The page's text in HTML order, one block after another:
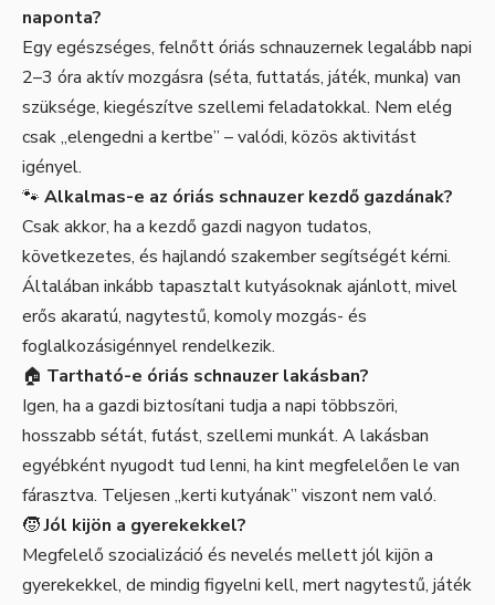
naponta?
Egy egészséges, felnőtt óriás schnauzernek legalább napi
2–3 óra aktív mozgásra (séta, futtatás, játék, munka) van
szüksége, kiegészítve szellemi feladatokkal. Nem elég
csak „elengedni a kertbe” – valódi, közös aktivitást
igényel.
🐾 Alkalmas-e az óriás schnauzer kezdő gazdának?
Csak akkor, ha a kezdő gazdi nagyon tudatos,
következetes, és hajlandó szakember segítségét kérni.
Általában inkább tapasztalt kutyásoknak ajánlott, mivel
erős akaratú, nagytestű, komoly mozgás- és
foglalkozásigénnyel rendelkezik.
🏠 Tartható-e óriás schnauzer lakásban?
Igen, ha a gazdi biztosítani tudja a napi többszöri,
hosszabb sétát, futást, szellemi munkát. A lakásban
egyébként nyugodt tud lenni, ha kint megfelelően le van
fárasztva. Teljesen „kerti kutyának” viszont nem való.
🧒Jól kijön a gyerekekkel?
Megfelelő szocializáció és nevelés mellett jól kijön a
gyerekekkel, de mindig figyelni kell, mert nagytestű, játék